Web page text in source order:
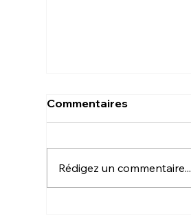
kjhdhzfell
Commentaires
Rédigez un commentaire...